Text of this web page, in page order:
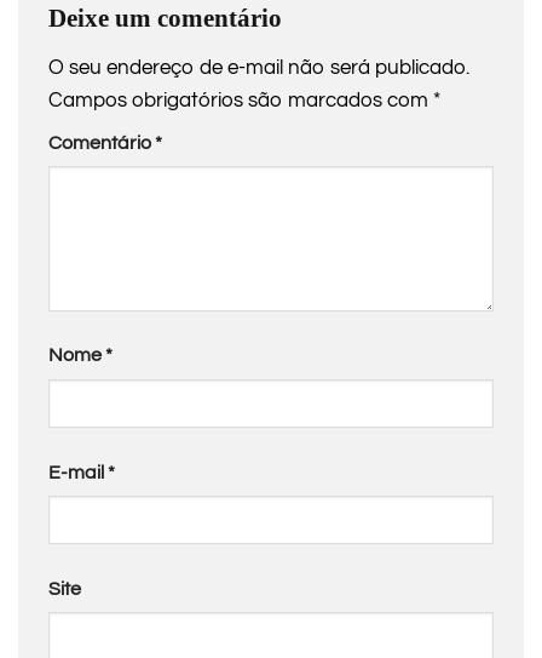
Deixe um comentário
O seu endereço de e-mail não será publicado.
Campos obrigatórios são marcados com *
Comentário*
Nome*
E-mail*
Site